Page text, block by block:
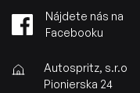
Nájdete nás na
Facebooku
Autospritz, s.r.o
Pionierska 24